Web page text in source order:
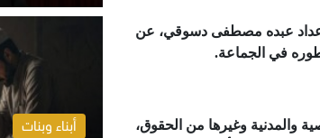
عبده مصطفى دسوقي، عن
في الجماعة.
والمدنية وغيرها من الحقوق،
الخميس 6 أغسطس 2026 10:45 ص
أبناء وبنات